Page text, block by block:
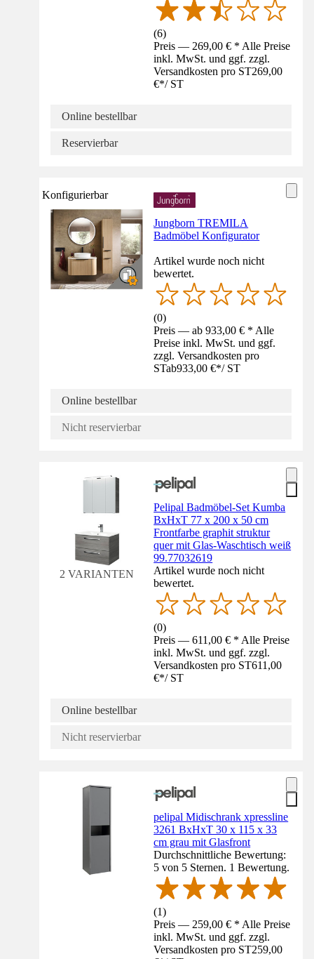
(6)
Preis — 269,00 € * Alle Preise
inkl. MwSt. und ggf. zzgl.
Versandkosten pro ST269,00
€*/ ST
Online bestellbar
Reservierbar
Konfigurierbar
Jungborn TREMILA
Badmöbel Konfigurator
Artikel wurde noch nicht
bewertet.
(0)
Preis — ab 933,00 € * Alle
Preise inkl. MwSt. und ggf.
zzgl. Versandkosten pro
STab933,00 €*/ ST
Online bestellbar
Nicht reservierbar
2 VARIANTEN
Pelipal Badmöbel-Set Kumba
BxHxT 77 x 200 x 50 cm
Frontfarbe graphit struktur
quer mit Glas-Waschtisch weiß
99.77032619
Artikel wurde noch nicht
bewertet.
(0)
Preis — 611,00 € * Alle Preise
inkl. MwSt. und ggf. zzgl.
Versandkosten pro ST611,00
€*/ ST
Online bestellbar
Nicht reservierbar
pelipal Midischrank xpressline
3261 BxHxT 30 x 115 x 33
cm grau mit Glasfront
Durchschnittliche Bewertung:
5 von 5 Sternen. 1 Bewertung.
(1)
Preis — 259,00 € * Alle Preise
inkl. MwSt. und ggf. zzgl.
Versandkosten pro ST259,00